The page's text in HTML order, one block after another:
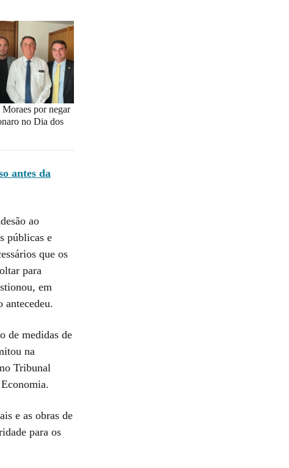
por negar
no Dia dos
antes da
ao
públicas e
que os
para
em
antecedeu.
de medidas de
na
Tribunal
e as obras de
para os